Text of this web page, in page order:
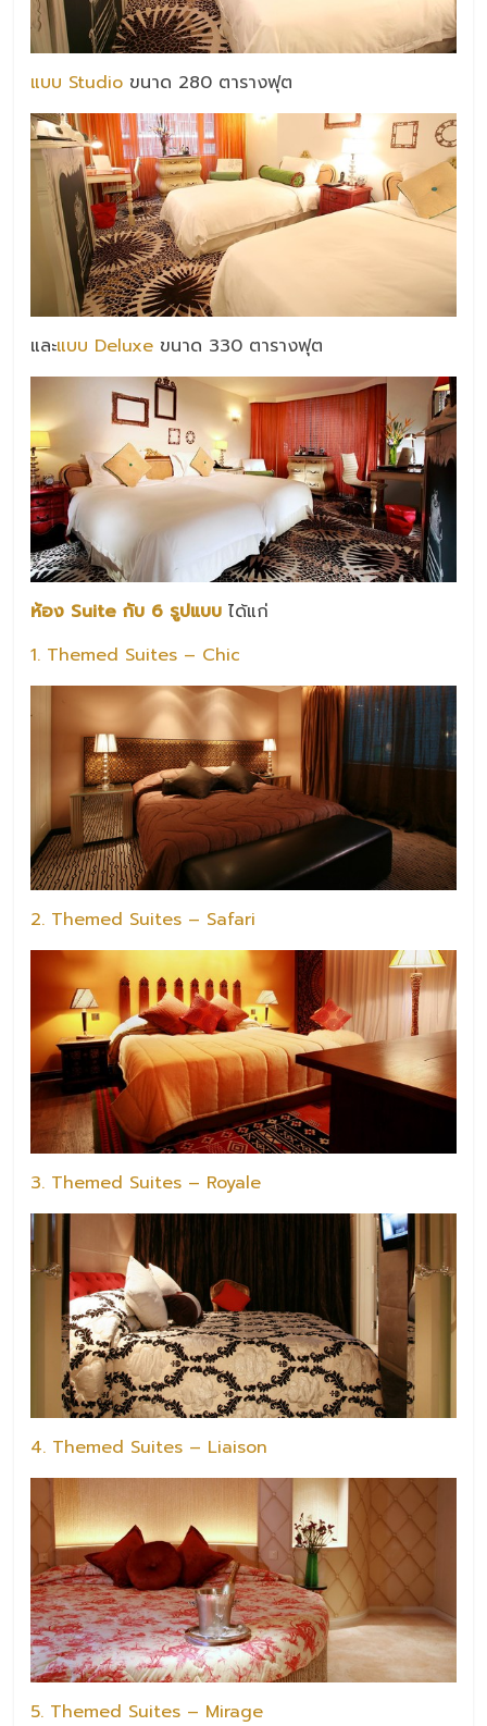
แบบ Studio ขนาด 280 ตารางฟุต
และแบบ Deluxe ขนาด 330 ตารางฟุต
ห้อง Suite กับ 6 รูปแบบ ได้แก่
1. Themed Suites – Chic
2. Themed Suites – Safari
3. Themed Suites – Royale
4. Themed Suites – Liaison
5. Themed Suites – Mirage